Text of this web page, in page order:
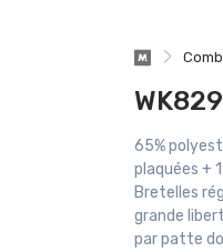
65%
plaquées +
Bretelles
grande
par patte